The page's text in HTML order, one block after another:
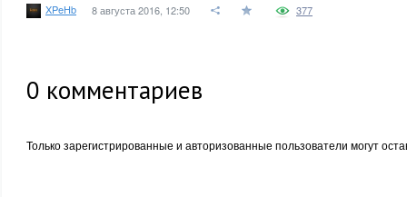
XPeHb 8 августа 2016, 12:50 377
0 комментариев
Только зарегистрированные и авторизованные пользователи могут